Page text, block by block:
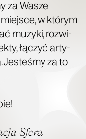
za Wasze
w któ­rym
muzy­ki, roz­wi­
łączyć arty­
Jeste­śmy za to
Sfe­ra